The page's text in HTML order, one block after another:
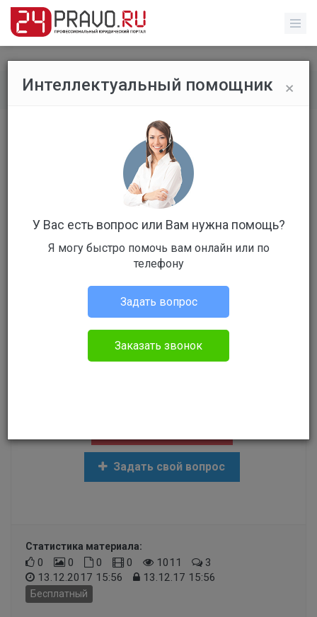
Все вопросы / Прочее
Вопрос уже решен
Алексей Толмачев
может ли школа отказать в переводе на
Задать свой вопрос
Статистика материала:
0 0 0 0 1011
3
13.12.2017 15:56
13.12.17 15:56
Бесплатный
×
Интеллектуальный помощник
У Вас есть вопрос или Вам нужна помощь?
Я могу быстро помочь вам онлайн или по
телефону
Задать вопрос
Заказать звонок